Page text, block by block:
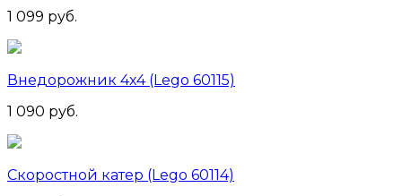
1 099 руб.
Внедорожник 4x4 (Lego 60115)
1 090 руб.
Скоростной катер (Lego 60114)